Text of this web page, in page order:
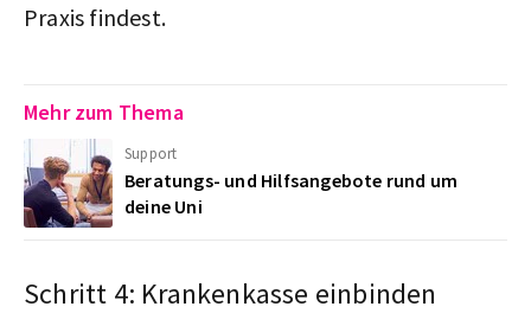
Praxis findest.
Mehr zum Thema
Support
Beratungs- und Hilfsangebote rund um
deine Uni
Schritt 4: Krankenkasse einbinden